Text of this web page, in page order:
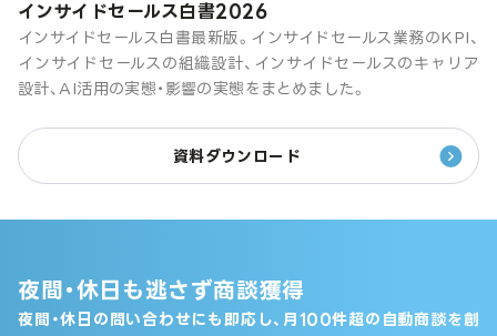
インサイドセールス白書2026
インサイドセールス白書最新版。インサイドセールス業務のKPI、
インサイドセールスの組織設計、インサイドセールスのキャリア
設計、AI活用の実態・影響の実態をまとめました。
資料ダウンロード
夜間・休日も逃さず商談獲得
夜間・休日の問い合わせにも即応し、月100件超の自動商談を創